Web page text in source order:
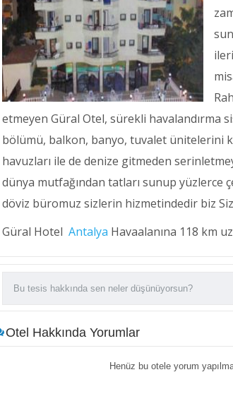
etmeyen Güral Otel, sürekli havalandırma
bölümü, balkon, banyo, tuvalet ünitelerini
havuzları ile de denize gitmeden
dünya mutfağından tatları sunup yüzlerce
döviz büromuz sizlerin hizmetindedir biz
Güral Hotel Antalya Havaalanına 118 km
Otel Hakkında Yorumlar
Henüz bu otele yorum